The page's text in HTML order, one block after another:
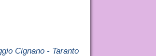
Cignano - Taranto